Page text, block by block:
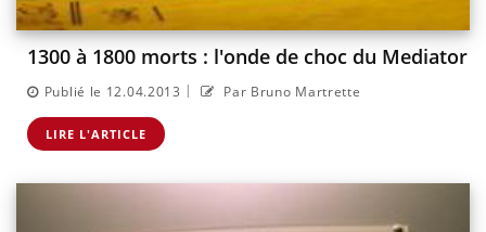
1300 à 1800 morts : l'onde de choc du Mediator
Publié le 12.04.2013 | Par Bruno Martrette
LIRE L'ARTICLE